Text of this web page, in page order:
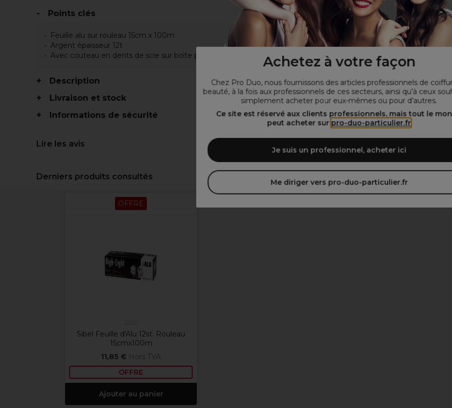
Achetez à votre façon
Chez Pro Duo, nous fournissons des articles professionnels de
beauté, à la fois aux professionnels de ces secteurs, ainsi qu’à ceux
simplement acheter pour eux-mêmes ou pour d’autres.
Ce site est réservé aux clients professionnels, mais tout le
peut acheter sur pro-duo-particulier.fr
Je suis un professionnel, acheter ici
Me diriger vers pro-duo-particulier.fr
Points clés
Feuille alu sur rouleau 15cm x 100m
Argent épaisseur 12t
Avec couteau en dents de scie sur boîte pour une distribution facile
Description
Livraison et stock
Informations de sécurité
Lire les avis
Derniers produits consultés
OFFRE
Sibel Feuille d'Alu 12st. Rouleau
15cmx100m
11,85 € Hors TVA
OFFRE
Ajouter au panier